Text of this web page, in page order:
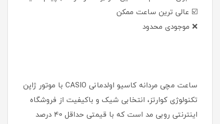
☑️ عالی ترین ساعت ممکن
❌ موجودی محدود
ساعت مچی مردانه کاسیو اولدمانی CASIO با موتور ژاپن
تکنولوژی کوارتز، انتخابی شیک و باکیفیت از فروشگاه
اینترنتی روبی مد است که با قیمتی حداقل 40 درصد